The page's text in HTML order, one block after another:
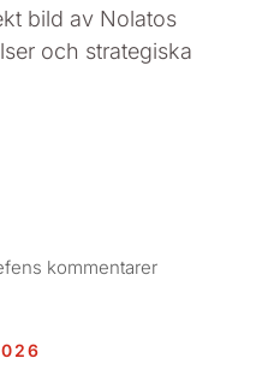
bild av Nolatos
och strategiska
kommentarer